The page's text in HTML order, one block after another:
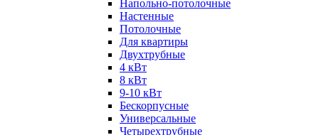
Напольно-потолочные
Настенные
Потолочные
Для квартиры
Двухтрубные
4 кВт
8 кВт
9-10 кВт
Бескорпусные
Универсальные
Четырехтрубные